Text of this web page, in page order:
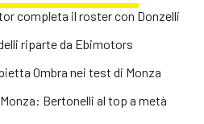
completa il roster con Donzelli
riparte da Ebimotors
Ombra nei test di Monza
Bertonelli al top a metà